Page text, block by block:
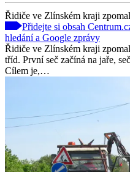
Řidiče ve Zlínském kraji
Přidejte si obsah
hledání a Google zprávy
Řidiče ve Zlínském kraji
tříd. První seč začíná na jaře,
Cílem je,…